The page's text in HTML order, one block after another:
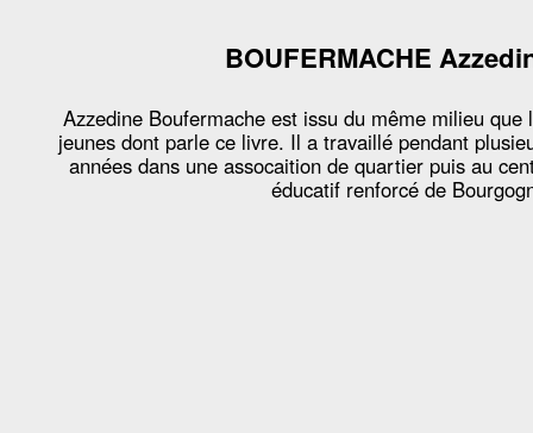
BOUFERMACHE
Azzedine Boufermache est issu du même milieu que
jeunes dont parle ce livre. Il a travaillé pendant
années dans une assocaition de quartier puis au
éducatif renforcé de